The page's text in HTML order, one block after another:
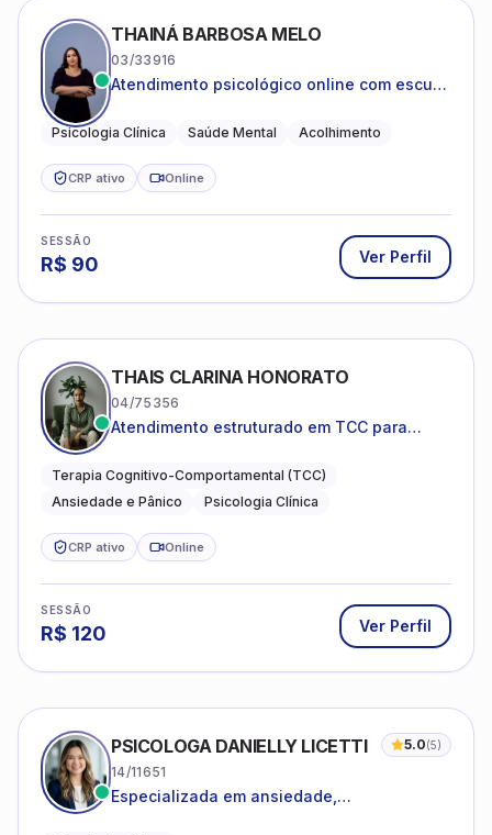
THAINÁ BARBOSA MELO
03/33916
Atendimento psicológico online com escuta
emocional
Psicologia Clínica Saúde Mental Acolhimento
CRP ativo Online
SESSÃO
R$ 90 Ver Perfil
THAIS CLARINA HONORATO
04/75356
Atendimento estruturado em TCC para
excessiva
Terapia Cognitivo-Comportamental (TCC)
Ansiedade e Pânico
Psicologia Clínica
CRP ativo Online
SESSÃO
R$ 120 Ver Perfil
PSICOLOGA DANIELLY LICETTI 5.0(5)
14/11651
Especializada em ansiedade,